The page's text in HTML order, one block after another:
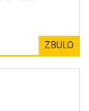
ZBULO